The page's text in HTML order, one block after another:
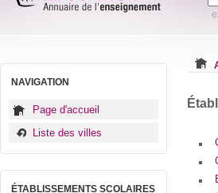
NAVIGATION
Page d'accueil
Liste des villes
ÉTABLISSEMENTS SCOLAIRES